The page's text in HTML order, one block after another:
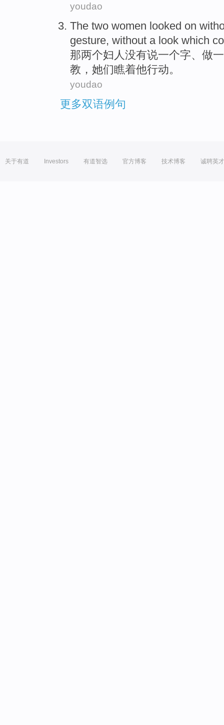
youdao
The two women looked on
gesture, without a look which
那两个妇人 没有说一个字、做
教，她们瞧着他行动。
youdao
更多双语例句
关于有道 Investors 有道智选 官方博客 技术博客 诚聘英才